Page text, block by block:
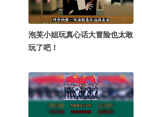
辩 @一颗大虎牙 @小狐
泡芙小姐玩真心话大冒险也太敢
玩了吧！